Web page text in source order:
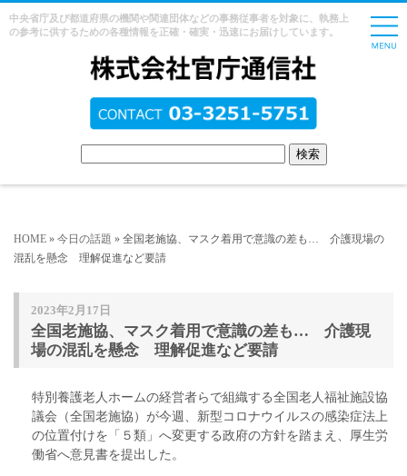
中央省庁及び都道府県の機関や関連団体などの事務従事者を対象に、執務上
の参考に供するための各種情報を正確・確実・迅速にお届けしています。
HOME » 今日の話題 » 全国老施協、マスク着用で意識の差も… 介護現場の
混乱を懸念 理解促進など要請
2023年2月17日
全国老施協、マスク着用で意識の差も… 介護現
場の混乱を懸念 理解促進など要請
特別養護老人ホームの経営者らで組織する全国老人福祉施設協
議会（全国老施協）が今週、新型コロナウイルスの感染症法上
の位置付けを「５類」へ変更する政府の方針を踏まえ、厚生労
働省へ意見書を提出した。